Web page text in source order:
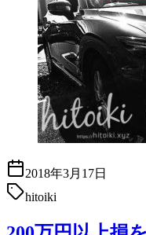
2018年3月17日
hitoiki